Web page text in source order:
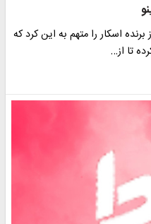
اسكار را متهم به اين كرد كه
تا از…